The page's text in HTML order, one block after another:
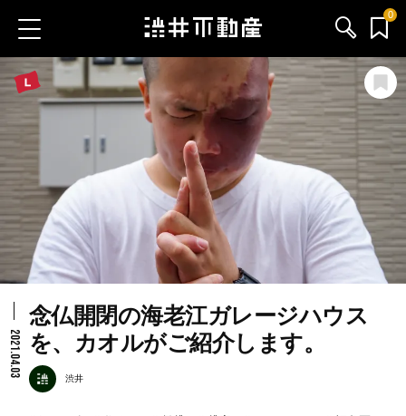
0
お気に入り物件 お問い合わせ
ブログ
サービス内容
渋井不動産のメンバー
会社情報
2021.04.03
念仏開閉の海老江ガレージハウス
を、カオルがご紹介します。
渋井